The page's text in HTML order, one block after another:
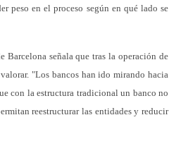
peso en el proceso según en qué lado se
señala que tras la operación de
"Los bancos han ido mirando hacia
con la estructura tradicional un banco no
reestructurar las entidades y reducir